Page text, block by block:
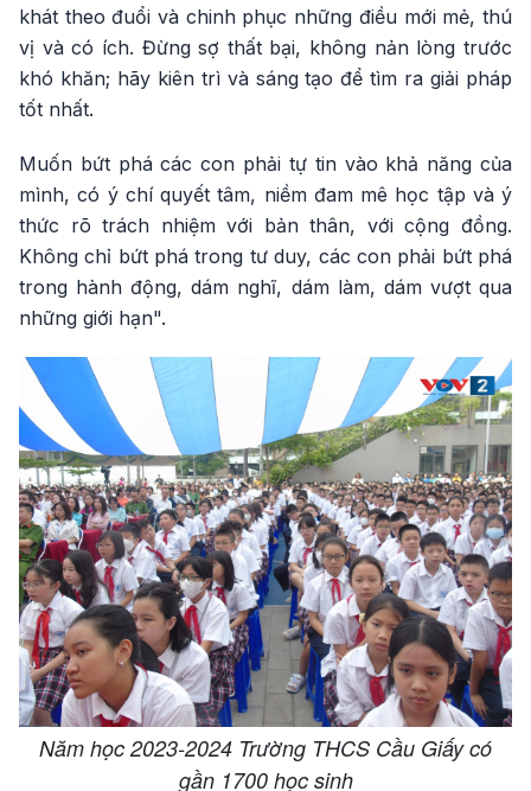
khát theo đuổi và chinh phục những điều mới mẻ, thú
vị và có ích. Đừng sợ thất bại, không nản lòng trước
khó khăn; hãy kiên trì và sáng tạo để tìm ra giải pháp
tốt nhất.
Muốn bứt phá các con phải tự tin vào khả năng của
mình, có ý chí quyết tâm, niềm đam mê học tập và ý
thức rõ trách nhiệm với bản thân, với cộng đồng.
Không chỉ bứt phá trong tư duy, các con phải bứt phá
trong hành động, dám nghĩ, dám làm, dám vượt qua
những giới hạn".
Năm học 2023-2024 Trường THCS Cầu Giấy có
gần 1700 học sinh